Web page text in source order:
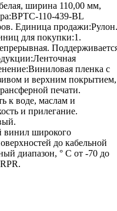
ширина 110,00 мм,
110-439-BL
Единица продажи:Рулон.
для покупки:1.
пленка с
и верхним покрытием,
печати.
к воде, маслам и
и прилегание.
винил широкого
до кабельной
диапазон, ° С от -70 до